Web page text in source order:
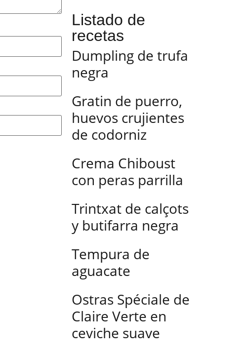
Listado de
recetas
Dumpling de trufa
negra
Gratin de puerro,
huevos crujientes
de codorniz
Crema Chiboust
con peras parrilla
Trintxat de calçots
y butifarra negra
Tempura de
aguacate
Ostras Spéciale de
Claire Verte en
ceviche suave